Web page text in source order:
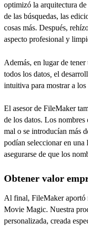
optimizó la arquitectura
de las búsquedas, las
cosas más. Después,
aspecto profesional y
Además, en lugar de
todos los datos el
intuitiva para mostrar a los
El asesor de FileMaker
de los datos. Los nombres
mal o se introducían más
podían seleccionar en
asegurarse de que los
Obtener valor
Al final, FileMaker aportó
Movie Magic. Nuestra
personalizada, creada